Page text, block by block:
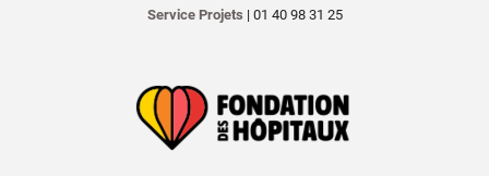
Service Projets | 01 40 98 31 25